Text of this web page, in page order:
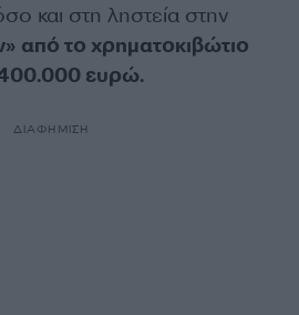
και στη ληστεία στην
από το χρηματοκιβώτιο
ευρώ.
ΔΙΑΦΗΜΙΣΗ